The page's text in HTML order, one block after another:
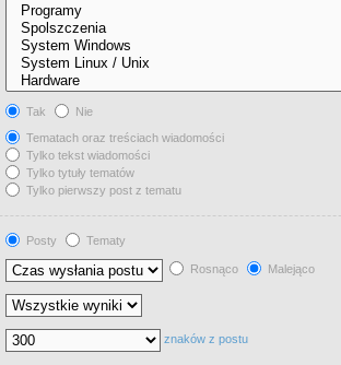
Tak
Nie
Tematach oraz treściach wiadomości
Tylko tekst wiadomości
Tylko tytuły tematów
Tylko pierwszy post z tematu
Posty
Tematy
Rosnąco Malejąco
znaków z postu